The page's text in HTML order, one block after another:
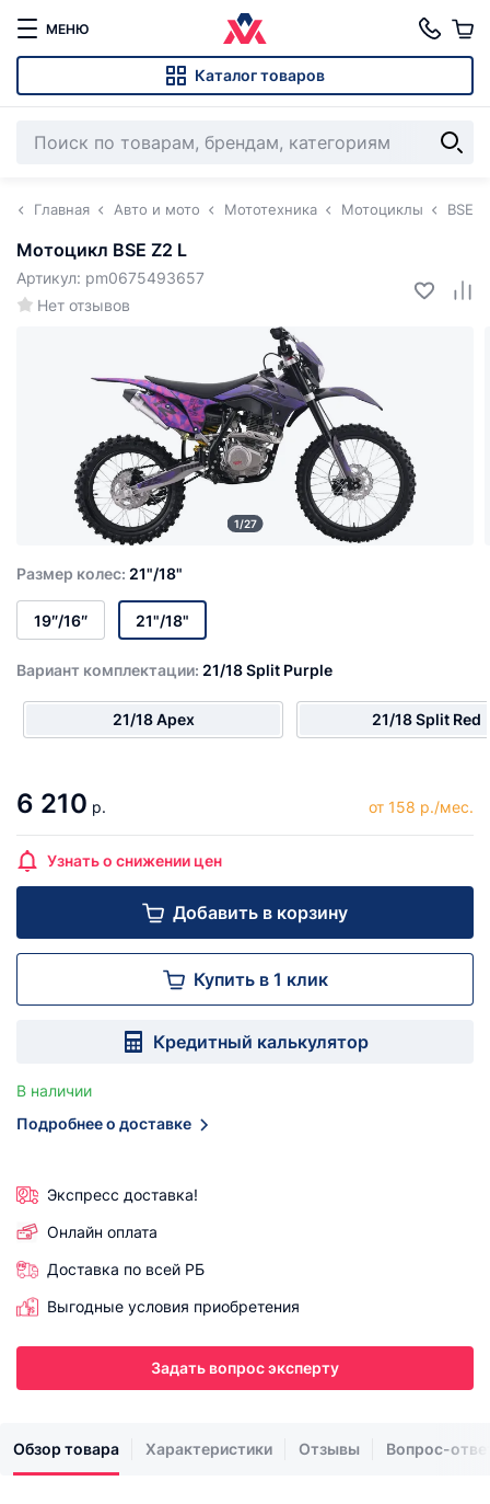
МЕНЮ
Каталог товаров
Главная Авто и мото Мототехника Мотоциклы BSE
Мотоцикл BSE Z2 L
Нет отзывов
Артикул: pm0675493657
1/27
Размер колес: 21"/18"
19″/16″ 21"/18"
Вариант комплектации: 21/18 Split Purple
21/18 Apex 21/18 Split Red
6 210 р. от 158 р./мес.
Узнать о снижении цен
Добавить в корзину
Купить в 1 клик
Кредитный калькулятор
В наличии
Подробнее о доставке
Экспресс доставка!
Онлайн оплата
Доставка по всей РБ
Выгодные условия приобретения
Задать вопрос эксперту
Обзор товара Характеристики Отзывы Вопрос-